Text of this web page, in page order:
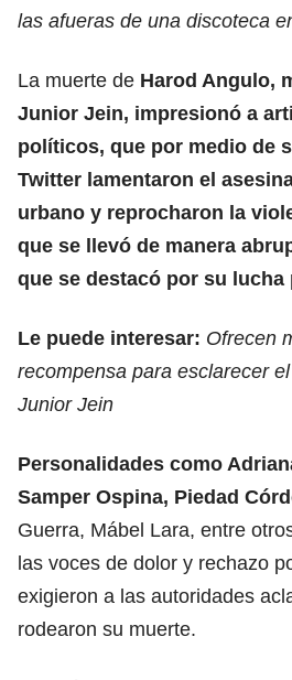
las afueras de una discoteca
La muerte de Harod Angulo,
Junior Jein, impresionó a
políticos, que por medio de
Twitter lamentaron el
urbano y reprocharon la
que se llevó de manera
que se destacó por su lucha
Le puede interesar: Ofrecen
recompensa para esclarecer
Junior Jein
Personalidades como
Samper Ospina, Piedad
Guerra, Mábel Lara, entre
las voces de dolor y rechazo
exigieron a las autoridades
rodearon su muerte.